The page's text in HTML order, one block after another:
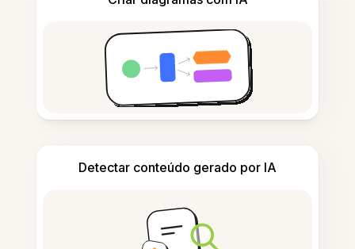
Detectar conteúdo gerado por IA